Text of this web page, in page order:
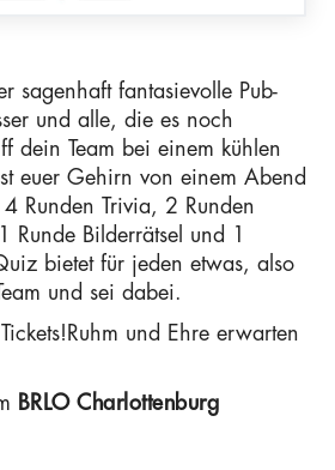
sagenhaft fantasievolle Pub-
und alle, die es noch
dein Team bei einem kühlen
euer Gehirn von einem Abend
Runden Trivia, 2 Runden
Runde Bilderrätsel und 1
bietet für jeden etwas, also
und sei dabei.
und Ehre erwarten
BRLO Charlottenburg